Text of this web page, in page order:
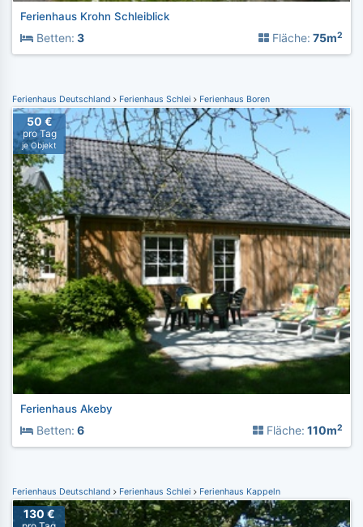
Ferienhaus Krohn Schleiblick
Betten: 3 Fläche: 75m2
Ferienhaus Deutschland Ferienhaus Schlei Ferienhaus Boren
50 €
pro Tag
je Objekt
Ferienhaus Akeby
Betten: 6 Fläche: 110m2
Ferienhaus Deutschland Ferienhaus Schlei Ferienhaus Kappeln
130 €